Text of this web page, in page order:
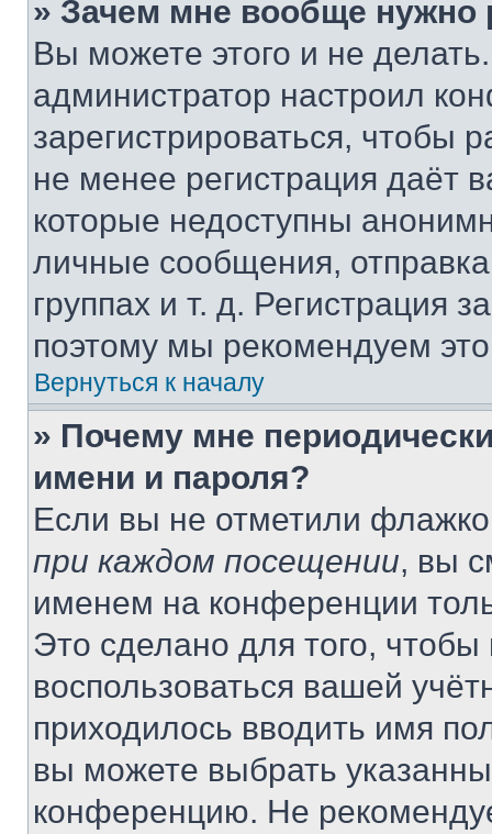
» Зачем мне вообще нужно
Вы можете этого и не
администратор настроил
зарегистрироваться, чтобы
не менее регистрация даёт
которые недоступны
личные сообщения,
группах и т. д. Регистрация
поэтому мы рекомендуем
Вернуться к началу
» Почему мне
имени и пароля?
Если вы не отметили
при каждом посещении, вы
именем на конференции
Это сделано для того, чтобы
воспользоваться вашей
приходилось вводить имя
вы можете выбрать
конференцию. Не